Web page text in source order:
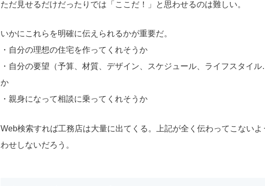
ただ見せるだけだったりでは「ここだ！」と思わせるのは難しい。
いかにこれらを明確に伝えられるかが重要だ。
・自分の理想の住宅を作ってくれそうか
・自分の要望（予算、材質、デザイン、スケジュール、ライフスタイ
か
・親身になって相談に乗ってくれそうか
Web検索すれば工務店は大量に出てくる。上記が全く伝わってこない
わせしないだろう。